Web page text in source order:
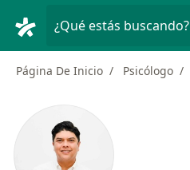
¿Qué estás buscando?
Página De Inicio Psicólogo